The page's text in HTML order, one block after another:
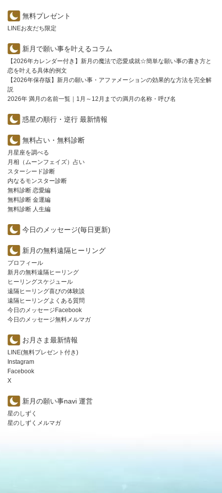
無料プレゼント
LINEお友だち限定
新月で願い事を叶えるコラム
【2026年カレンダー付き】新月の魔法で恋愛成就☆簡単な願い事の書き方と
恋を叶える具体的例文
【2026年保存版】新月の願い事・アファメーションの効果的な方法を完全解
説
2026年 満月の名前一覧｜1月～12月までの満月の名称・呼び名
惑星の順行・逆行 最新情報
無料占い・無料診断
月星座を調べる
月相（ムーンフェイズ）占い
スターシード診断
内なるモンスター診断
無料診断 恋愛編
無料診断 金運編
無料診断 人生編
今日のメッセージ(毎日更新)
新月の無料遠隔ヒーリング
プロフィール
新月の無料遠隔ヒーリング
ヒーリングスケジュール
遠隔ヒーリング喜びの体験談
遠隔ヒーリングよくある質問
今日のメッセージFacebook
今日のメッセージ無料メルマガ
お月さま最新情報
LINE(無料プレゼント付き)
Instagram
Facebook
X
新月の願い事navi 運営
星のしずく
星のしずくメルマガ